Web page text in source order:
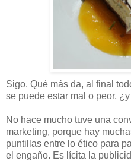
Sigo. Qué más da, al final
se puede estar mal o peor,
No hace mucho tuve una
marketing, porque hay
puntillas entre lo ético para
el engaño. Es lícita la